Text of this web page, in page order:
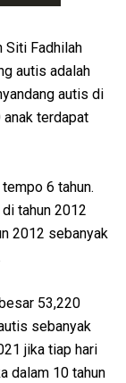
Siti Fadhilah
autis adalah
autis di
anak terdapat
6 tahun.
tahun 2012
2012 sebanyak
53,220
sebanyak
jika tiap hari
dalam 10 tahun